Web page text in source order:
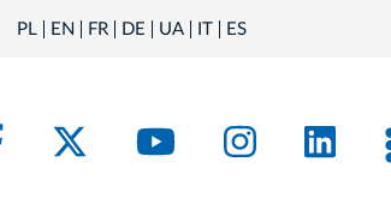
PL EN FR DE UA IT ES
FacebookKraków - X
Kraków -Kraków